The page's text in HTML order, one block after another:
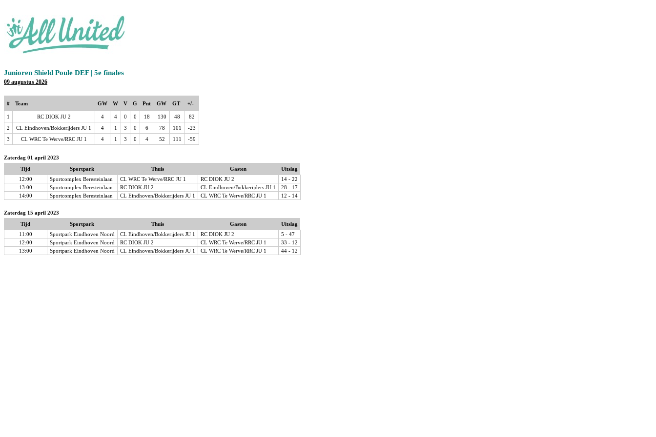
Junioren Shield Poule DEF | 5e finales
09 augustus 2026
# Team GW W V G Pnt GW GT +/-
1 RC DIOK JU 2 4 4 0 0 18 130 48
82
2
CL Eindhoven/Bokkerijders JU 1 4 1 3 0 6 78 101
-23
3
CL WRC Te Werve/RRC JU 1 4 1 3 0 4 52 111 -59
Zaterdag 01 april 2023
Tijd
Sportpark Thuis Gasten
Uitslag
12:00
Sportcomplex Beresteinlaan CL WRC Te Werve/RRC JU 1 RC DIOK JU 2
14 - 22
13:00
Sportcomplex Beresteinlaan RC DIOK JU 2 CL Eindhoven/Bokkerijders JU 1
28 - 17
14:00
Sportcomplex Beresteinlaan CL Eindhoven/Bokkerijders JU 1 CL WRC Te Werve/RRC JU 1 12 - 14
Zaterdag 15 april 2023
Tijd
Sportpark Thuis Gasten
Uitslag
11:00
Sportpark Eindhoven Noord CL Eindhoven/Bokkerijders JU 1 RC DIOK JU 2
5 - 47
12:00
Sportpark Eindhoven Noord RC DIOK JU 2 CL WRC Te Werve/RRC JU 1
33 - 12
13:00
Sportpark Eindhoven Noord CL Eindhoven/Bokkerijders JU 1 CL WRC Te Werve/RRC JU 1 44 - 12